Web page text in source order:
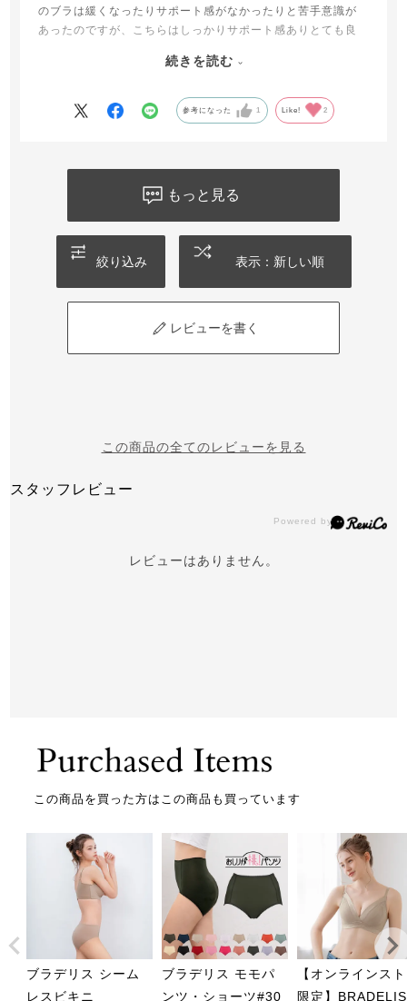
のブラは緩くなったりサポート感がなかったりと苦手意識が
あったのですが、こちらはしっかりサポート感ありとても良
G65でLサイズを購入、お家で過ごすように購入しましたが、
けて行けます。
続きを読む
参考になった 1 Like! 2
もっと見る
絞り込み 表示：新しい順
レビューを書く
この商品の全てのレビューを見る
スタッフレビュー
レビューはありません。
この商品を買った方はこの商品も買っています
ブラデリス シーム
レスビキニ
ブラデリス モモパ
ンツ・ショーツ#30
【オンラインス
限定】